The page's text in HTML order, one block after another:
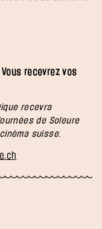
Vous recevrez vos
recevra
de Soleure
suisse.